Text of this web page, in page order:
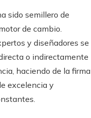
sido semillero de
de cambio.
y diseñadores se
o indirectamente
haciendo de la firma
excelencia y